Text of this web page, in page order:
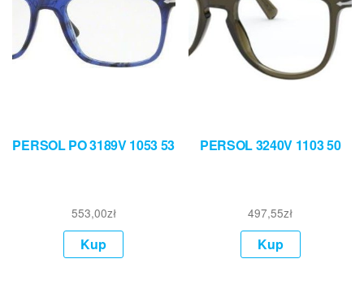
PERSOL PO 3189V 1053 53
553,00zł
Kup
PERSOL 3240V 1103 50
497,55zł
Kup